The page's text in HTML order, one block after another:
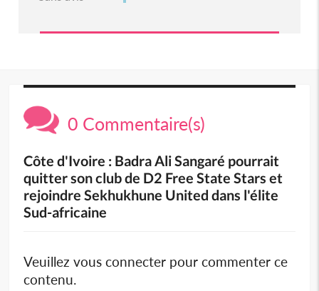
0 Commentaire(s)
Côte d'Ivoire : Badra Ali Sangaré pourrait
quitter son club de D2 Free State Stars et
rejoindre Sekhukhune United dans l'élite
Sud-africaine
Veuillez vous connecter pour commenter ce
contenu.